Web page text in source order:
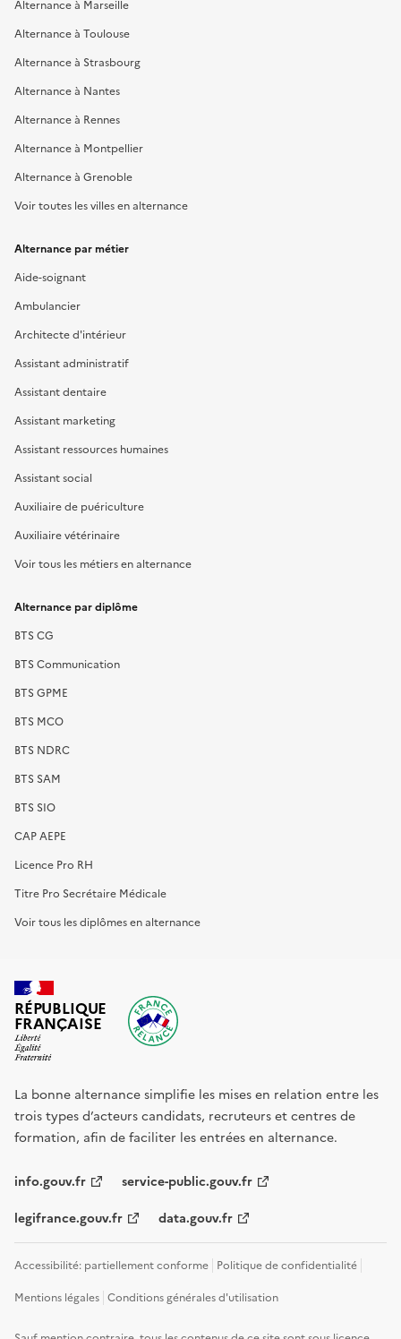
Alternance à Marseille
Alternance à Toulouse
Alternance à Strasbourg
Alternance à Nantes
Alternance à Rennes
Alternance à Montpellier
Alternance à Grenoble
Voir toutes les villes en alternance
Alternance par métier
Aide-soignant
Ambulancier
Architecte d'intérieur
Assistant administratif
Assistant dentaire
Assistant marketing
Assistant ressources humaines
Assistant social
Auxiliaire de puériculture
Auxiliaire vétérinaire
Voir tous les métiers en alternance
Alternance par diplôme
BTS CG
BTS Communication
BTS GPME
BTS MCO
BTS NDRC
BTS SAM
BTS SIO
CAP AEPE
Licence Pro RH
Titre Pro Secrétaire Médicale
Voir tous les diplômes en alternance
RÉPUBLIQUE
FRANÇAISE
La bonne alternance simplifie les mises en relation entre les
trois types d’acteurs candidats, recruteurs et centres de
formation, afin de faciliter les entrées en alternance.
info.gouv.fr service-public.gouv.fr
legifrance.gouv.fr data.gouv.fr
Accessibilité: partiellement conforme Politique de confidentialité
Mentions légales Conditions générales d'utilisation